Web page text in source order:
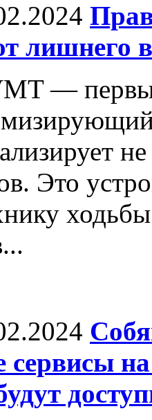
лишнего
—
Это